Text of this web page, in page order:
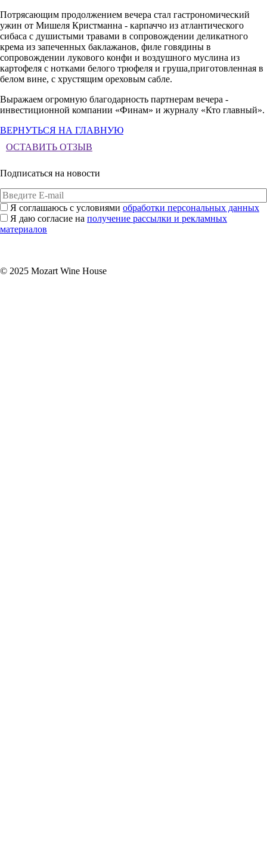
Потрясающим продолжением вечера стал гастрономический
ужин от Мишеля Кристманна - карпаччо из атлантического
сибаса с душистыми травами в сопровождении деликатного
крема из запеченных баклажанов, филе говядины в
сопровождении лукового конфи и воздушного муслина из
картофеля с нотками белого трюфеля и груша,приготовленная в
белом вине, с хрустящим ореховым сабле.
Выражаем огромную благодарность партнерам вечера -
инвестиционной компании «Финам» и журналу «Кто главный».
ВЕРНУТЬСЯ НА ГЛАВНУЮ
ОСТАВИТЬ ОТЗЫВ
Подписаться на новости
Я соглашаюсь с условиями обработки персональных данных
Я даю согласие на получение рассылки и рекламных
материалов
© 2025 Mozart Wine House